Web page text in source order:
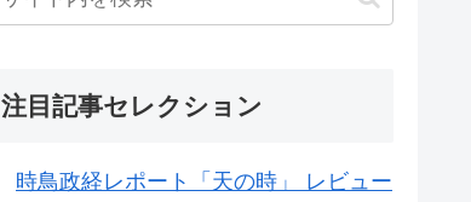
注目記事セレクション
時鳥政経レポート「天の時」 レビュー